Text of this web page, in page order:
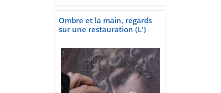
Ombre et la main, regards
sur une restauration (L')